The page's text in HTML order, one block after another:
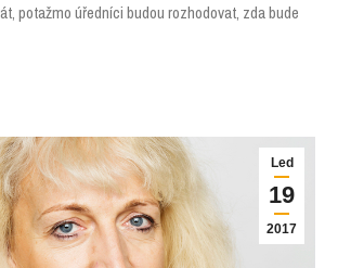
potažmo úředníci budou rozhodovat, zda bude
Led
19
2017